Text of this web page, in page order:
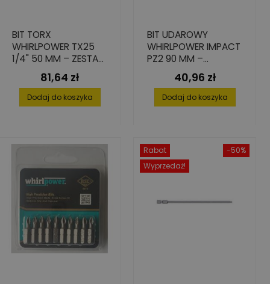
BIT TORX
WHIRLPOWER TX25
1/4" 50 MM – ZESTAW
15 SZTUK ZE STALI S2
Cena
81,64 zł
Dodaj do koszyka
BIT UDAROWY
WHIRLPOWER IMPACT
PZ2 90 MM –
WYTRZYMAŁOŚĆ I
PRECYZJA – 2 SZT.
Cena
40,96 zł
Dodaj do koszyka
-50%
Rabat
Wyprzedaż!